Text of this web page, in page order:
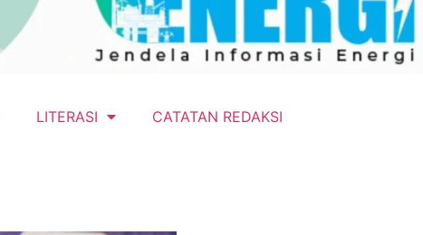
LITERASI CATATAN REDAKSI